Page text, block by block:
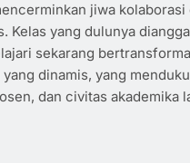
jiwa kolaborasi
Kelas yang dulunya
sekarang
dinamis, yang
dan civitas akademika